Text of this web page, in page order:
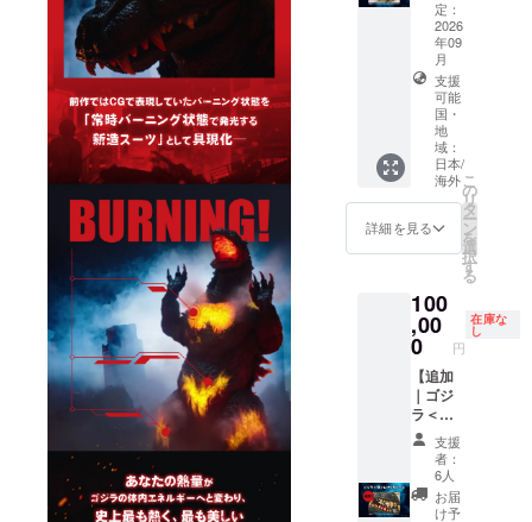
第三者
の権利
を侵害
すると
判断し
た場合
は掲載
を見送
らせて
いただ
きま
す。 ※
お名前
の掲載
数コー
スをご
支援い
ただい
た場合
でもお
一人様1
回のみ
となり
ます
（最も
大きい
15文字
以内
（全
角）
②アル
ファ
ベット
の場
合： 最
大35文
字以内
（半角
スペー
ス含
特殊文
字や記
号は使
用でき
ませ
ん。 ※
公序良
俗に反
する内
容や、
第三者
の権利
コンテ
ブック
（B5）
＜クレ
ジット
掲載に
関する
注意事
項＞ ※
掲載を
希望す
るお名
前を、
以下の
制限内
で備考
欄にご
記入く
ださ
い。
①日本
語（漢
字・ひ
らが
な・カ
タカ
details
before
making
your
pledge.
1.デジ
タル支
援証明
書 2.支
援者限
定活動
ファン
限定壁
紙デー
タ（PC
/ モバイ
ル） 4.
エンド
ロール
クレ
ジット
掲載 中
5.中川
note
that the
English
descrip
tions
for the
reward
content
s and
credit
conditio
ns are
here.
Please
be sure
to
check
the
main
project
page
comple
Godzilla
Foot
Claw
Replica
tier will
support
global
shippin
g.
setup is
in
progres
s.
Please
check
the
"Rewar
d"
section
in the
main
text for
now!
*Please
定：
2026
年09
月
支援
可能
国・
地
域：
日本/
海外
詳細を見る
こ
の
リ
タ
ー
ン
を
選
択
す
る
100
,00
0 円
在庫な
し
【追加
｜ゴジ
ラ＜牙
＞レプ
リカ
コース
／
Restoc
支援
者：
6人
お届
け予